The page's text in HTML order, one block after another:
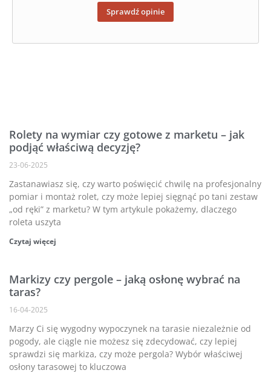
Sprawdź opinie
Rolety na wymiar czy gotowe z marketu – jak
podjąć właściwą decyzję?
23-06-2025
Zastanawiasz się, czy warto poświęcić chwilę na profesjonalny
pomiar i montaż rolet, czy może lepiej sięgnąć po tani zestaw
„od ręki” z marketu? W tym artykule pokażemy, dlaczego
roleta uszyta
Czytaj więcej
Markizy czy pergole – jaką osłonę wybrać na
taras?
16-04-2025
Marzy Ci się wygodny wypoczynek na tarasie niezależnie od
pogody, ale ciągle nie możesz się zdecydować, czy lepiej
sprawdzi się markiza, czy może pergola? Wybór właściwej
osłony tarasowej to kluczowa